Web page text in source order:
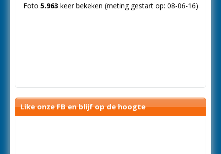
Foto 5.963 keer bekeken (meting gestart op: 08-06-16)
Like onze FB en blijf op de hoogte